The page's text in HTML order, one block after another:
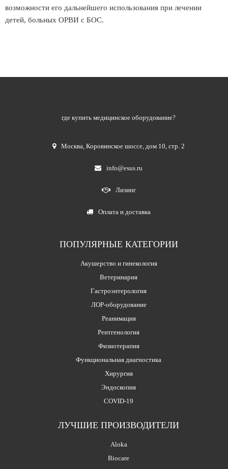
возможности его дальнейшего использования при лечении
детей, больных ОРВИ с БОС.
где купить медицинское оборудование?
Москва,Коровинское шоссе, дом 10, стр. 2
info@esus.ru
Лизинг
Оплата и доставка
ПОПУЛЯРНЫЕ КАТЕГОРИИ
Акушерство и гинекология
Ветеринария
Гастроэнтерология
ЛОР-оборудование
Реанимация
Рентгенология
Физиотерапия
Функциональная диагностика
Хирургия
Эндоскопия
COVID-19
ЛУЧШИЕ ПРОИЗВОДИТЕЛИ
Aloka
Biocare